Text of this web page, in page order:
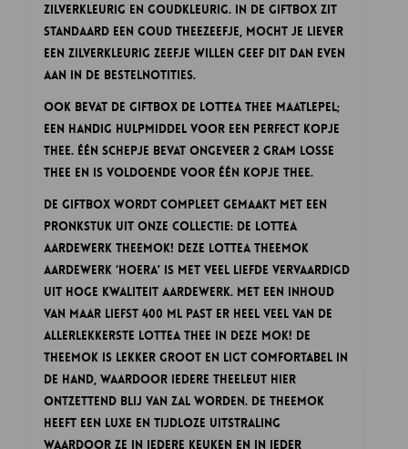
zilverkleurig en goudkleurig. In de Giftbox zit
standaard een goud Theezeefje, mocht je liever
een zilverkleurig zeefje willen geef dit dan even
aan in de bestelnotities.
Ook bevat de Giftbox de Lottea Thee Maatlepel;
een handig hulpmiddel voor een perfect kopje
thee. Één schepje bevat ongeveer 2 gram losse
thee en is voldoende voor één kopje thee.
De Giftbox wordt compleet gemaakt met een
pronkstuk uit onze collectie: de Lottea
aardewerk Theemok! Deze Lottea Theemok
aardewerk ‘Hoera’ is met veel liefde vervaardigd
uit hoge kwaliteit aardewerk. Met een inhoud
van maar liefst 400 ml past er heel veel van de
allerlekkerste Lottea thee in deze mok! De
Theemok is lekker groot en ligt comfortabel in
de hand, waardoor iedere theeleut hier
ontzettend blij van zal worden. De Theemok
heeft een luxe en tijdloze uitstraling
waardoor ze in iedere keuken en in ieder